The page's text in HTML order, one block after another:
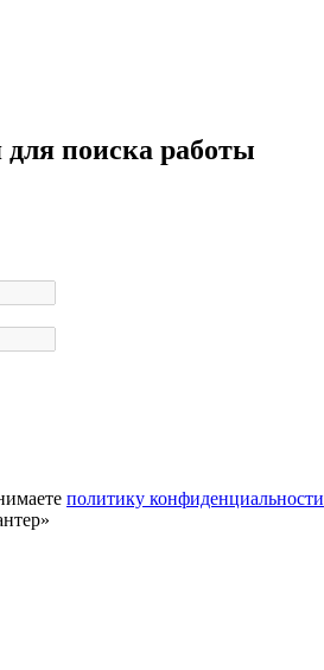
для поиска работы
политику конфиденциальности